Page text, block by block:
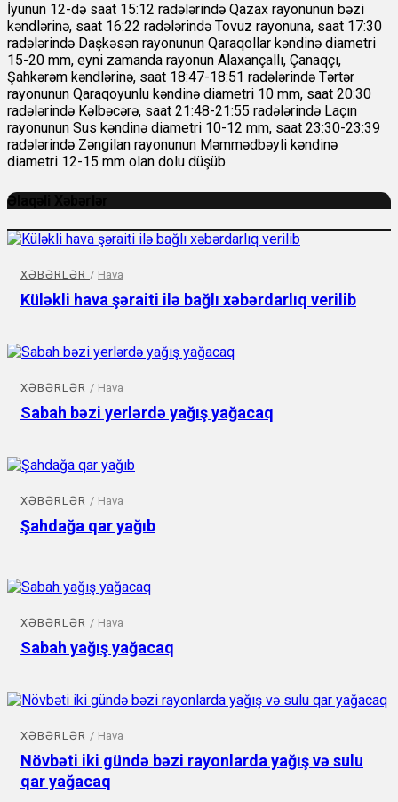
İyunun 12-də saat 15:12 radələrində Qazax rayonunun bəzi
kəndlərinə, saat 16:22 radələrində Tovuz rayonuna, saat 17:30
radələrində Daşkəsən rayonunun Qaraqollar kəndinə diametri
15-20 mm, eyni zamanda rayonun Alaxançallı, Çanaqçı,
Şahkərəm kəndlərinə, saat 18:47-18:51 radələrində Tərtər
rayonunun Qaraqoyunlu kəndinə diametri 10 mm, saat 20:30
radələrində Kəlbəcərə, saat 21:48-21:55 radələrində Laçın
rayonunun Sus kəndinə diametri 10-12 mm, saat 23:30-23:39
radələrində Zəngilan rayonunun Məmmədbəyli kəndinə
diametri 12-15 mm olan dolu düşüb.
Əlaqəli Xəbərlər
XƏBƏRLƏR / Hava
Küləkli hava şəraiti ilə bağlı xəbərdarlıq verilib
XƏBƏRLƏR / Hava
Sabah bəzi yerlərdə yağış yağacaq
XƏBƏRLƏR / Hava
Şahdağa qar yağıb
XƏBƏRLƏR / Hava
Sabah yağış yağacaq
XƏBƏRLƏR / Hava
Növbəti iki gündə bəzi rayonlarda yağış və sulu
qar yağacaq